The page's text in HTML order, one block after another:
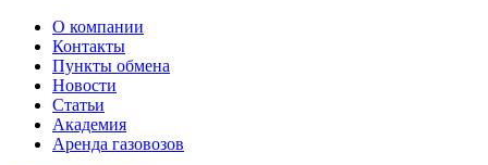
О компании
Контакты
Пункты обмена
Новости
Статьи
Академия
Аренда газовозов